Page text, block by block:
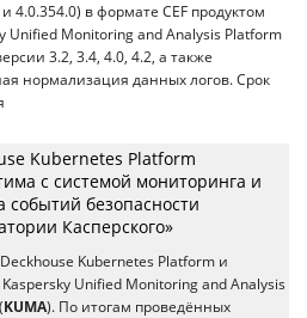
4.0.354.0) в формате CEF продуктом
Unified Monitoring and Analysis Platform
3.2, 3.4, 4.0, 4.2, а также
нормализация данных логов. Срок
Kubernetes Platform
с системой мониторинга и
событий безопасности
Касперского»
Kubernetes Platform и
Unified Monitoring and Analysis
KUMA). По итогам проведённых